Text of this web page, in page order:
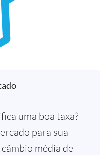
uma boa taxa?
para sua
média de